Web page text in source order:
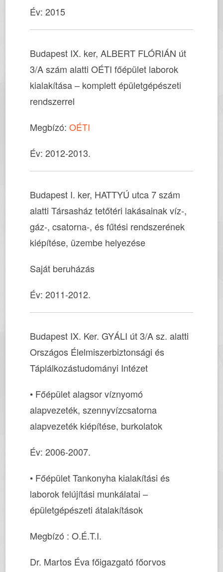
Év: 2015
Budapest IX. ker, ALBERT FLÓRIÁN út
3/A szám alatti OÉTI főépület laborok
kialakítása – komplett épületgépészeti
rendszerrel
Megbízó: OÉTI
Év: 2012-2013.
Budapest I. ker, HATTYÚ utca 7 szám
alatti Társasház tetőtéri lakásainak víz-,
gáz-, csatorna-, és fűtési rendszerének
kiépítése, üzembe helyezése
Saját beruházás
Év: 2011-2012.
Budapest IX. Ker. GYÁLI út 3/A sz. alatti
Országos Élelmiszerbiztonsági és
Táplálkozástudományi Intézet
• Főépület alagsor víznyomó
alapvezeték, szennyvízcsatorna
alapvezeték kiépítése, burkolatok
Év: 2006-2007.
• Főépület Tankonyha kialakítási és
laborok felújítási munkálatai –
épületgépészeti átalakítások
Megbízó : O.É.T.I.
Dr. Martos Éva főigazgató főorvos